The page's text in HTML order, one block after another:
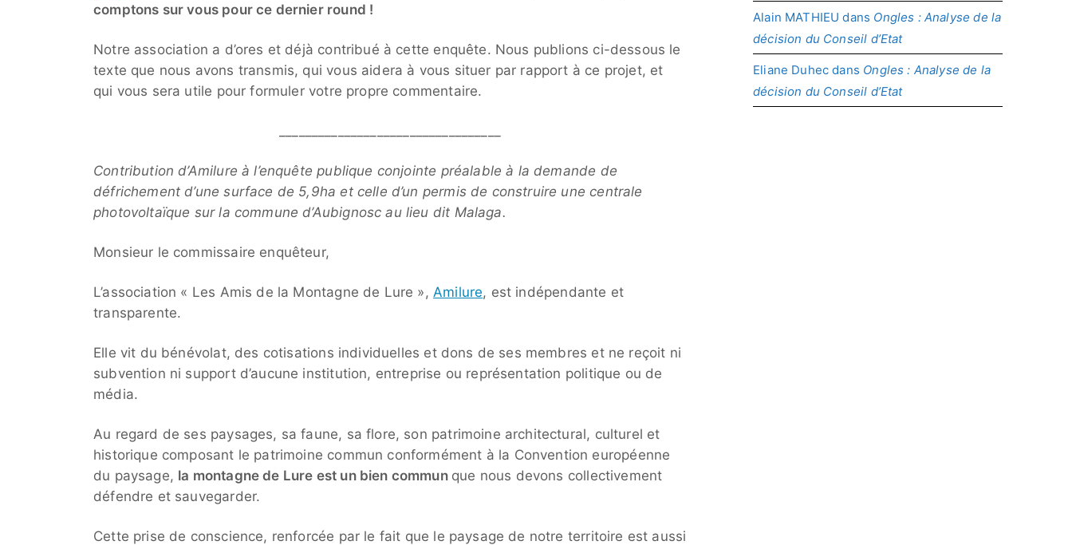
comptons sur vous pour ce dernier round !
Notre association a d’ores et déjà contribué à cette enquête. Nous publions ci-dessous le
texte que nous avons transmis, qui vous aidera à vous situer par rapport à ce projet, et
qui vous sera utile pour formuler votre propre commentaire.
Contribution d’Amilure à l’enquête publique conjointe préalable à la demande de
défrichement d’une surface de 5,9ha et celle d’un permis de construire une centrale
photovoltaïque sur la commune d’Aubignosc au lieu dit Malaga.
Monsieur le commissaire enquêteur,
L’association « Les Amis de la Montagne de Lure », Amilure, est indépendante et
transparente.
Elle vit du bénévolat, des cotisations individuelles et dons de ses membres et ne reçoit ni
subvention ni support d’aucune institution, entreprise ou représentation politique ou de
média.
Au regard de ses paysages, sa faune, sa flore, son patrimoine architectural, culturel et
historique composant le patrimoine commun conformément à la Convention européenne
du paysage, la montagne de Lure est un bien commun que nous devons collectivement
défendre et sauvegarder.
Cette prise de conscience, renforcée par le fait que le paysage de notre territoire est aussi
Alain MATHIEU dans Ongles : Analyse de la
décision du Conseil d’Etat
Eliane Duhec dans Ongles : Analyse de la
décision du Conseil d’Etat